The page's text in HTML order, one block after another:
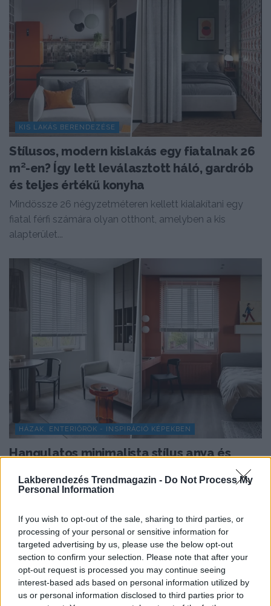
Lakberendezés Trendmagazin - Do Not Process My
Personal Information
If you wish to opt-out of the sale, sharing to third parties, or
processing of your personal or sensitive information for
targeted advertising by us, please use the below opt-out
section to confirm your selection. Please note that after your
opt-out request is processed you may continue seeing
interest-based ads based on personal information utilized by
us or personal information disclosed to third parties prior to
KIS LAKÁS BERENDEZÉSE
Stílusos, modern kislakás egy fiatalnak 26
m²-en? Így lett leválasztott háló, gardrób
és teljes értékű konyha
Mindössze 26 négyzetméteren kellett kialakítani egy
fiatal férfi számára olyan otthont, amelyben a kis
alapterület...
HÁZAK, ENTERIŐRÖK - INSPIRÁCIÓ KÉPEKBEN
Hangulatos minimalista stílus anya és
A 74 m²-es, háromszobás lakást egy hölgy
tizenéves...
TOVÁBBIAK BETÖLTÉSE